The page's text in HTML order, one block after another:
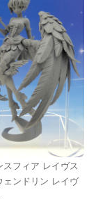
スフィア レイヴス
ェンドリン レイヴ